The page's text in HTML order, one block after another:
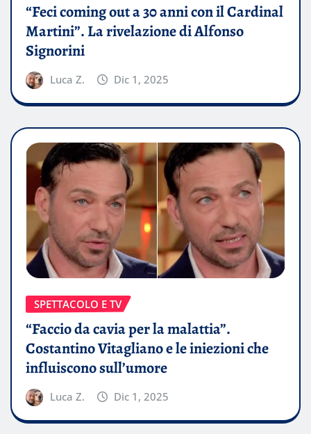
“Feci coming out a 30 anni con il Cardinal
Martini”. La rivelazione di Alfonso
Signorini
Luca Z. Dic 1, 2025
SPETTACOLO E TV
“Faccio da cavia per la malattia”.
Costantino Vitagliano e le iniezioni che
influiscono sull’umore
Luca Z. Dic 1, 2025